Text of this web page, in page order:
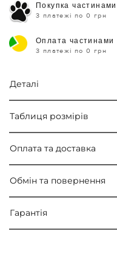
Покупка
3 платежі по 0 грн
Оплата частинами
3 платежі по 0 грн
Деталі
Таблиця розмірів
Оплата та доставка
Обмін та повернення
Гарантія